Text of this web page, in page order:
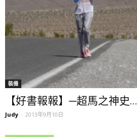
裝備
【好書報報】─超馬之神史...
Judy - 2013年9月10日